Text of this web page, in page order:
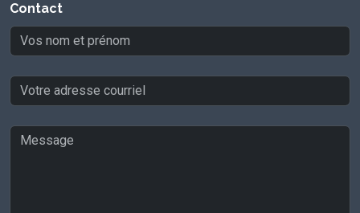
Contact